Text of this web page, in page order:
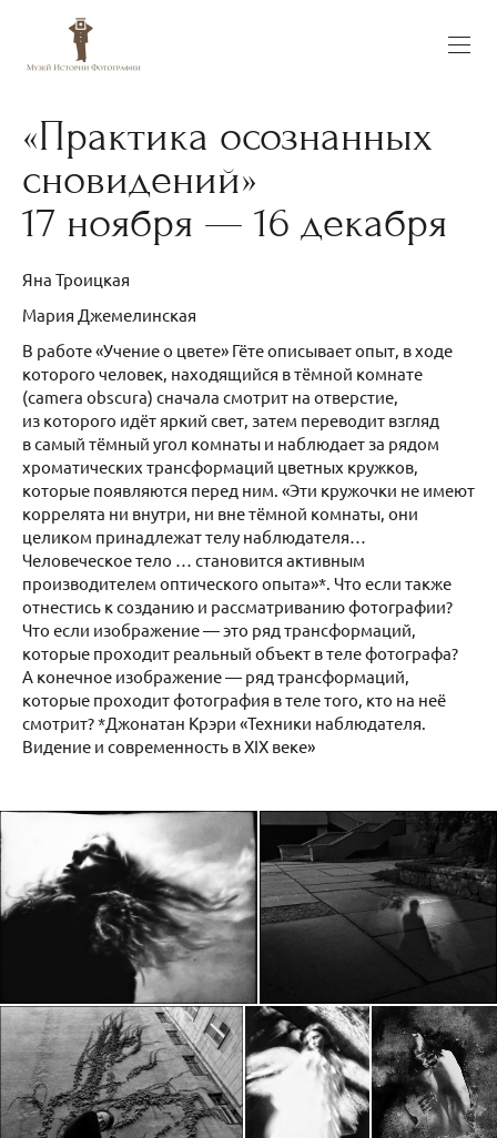
«Практика осознанных
сновидений»
17 ноября — 16 декабря
Яна Троицкая
Мария Джемелинская
В работе «Учение о цвете» Гёте описывает опыт, в ходе
которого человек, находящийся в тёмной комнате
(camera obscura) сначала смотрит на отверстие,
из которого идёт яркий свет, затем переводит взгляд
в самый тёмный угол комнаты и наблюдает за рядом
хроматических трансформаций цветных кружков,
которые появляются перед ним. «Эти кружочки не имеют
коррелята ни внутри, ни вне тёмной комнаты, они
целиком принадлежат телу наблюдателя…
Человеческое тело … становится активным
производителем оптического опыта»*. Что если также
отнестись к созданию и рассматриванию фотографии?
Что если изображение — это ряд трансформаций,
которые проходит реальный объект в теле фотографа?
А конечное изображение — ряд трансформаций,
которые проходит фотография в теле того, кто на неё
смотрит? *Джонатан Крэри «Техники наблюдателя.
Видение и современность в XIX веке»